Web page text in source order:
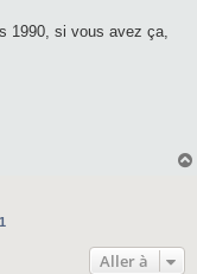
1990, si vous avez ça,
1
Aller à